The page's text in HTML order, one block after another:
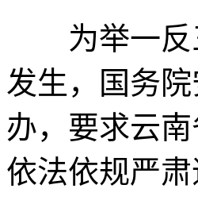
为举一反
发生，国务
办，要求云
依法依规严